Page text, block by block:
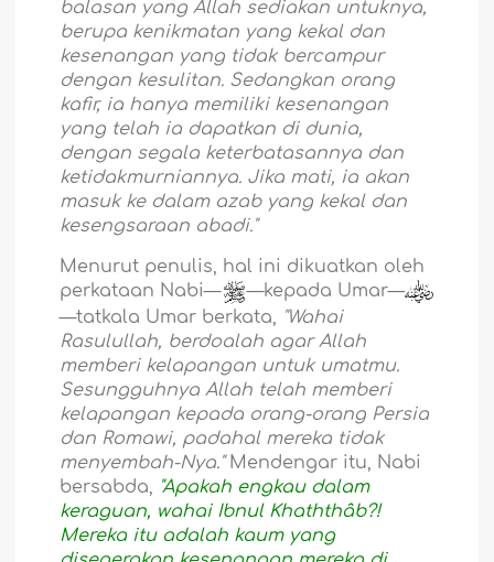
balasan yang Allah sediakan untuknya,
berupa kenikmatan yang kekal dan
kesenangan yang tidak bercampur
dengan kesulitan. Sedangkan orang
kafir, ia hanya memiliki kesenangan
yang telah ia dapatkan di dunia,
dengan segala keterbatasannya dan
ketidakmurniannya. Jika mati, ia akan
masuk ke dalam azab yang kekal dan
kesengsaraan abadi."
Menurut penulis, hal ini dikuatkan oleh
perkataan Nabi—
—kepada Umar—
—tatkala Umar berkata, "Wahai
Rasulullah, berdoalah agar Allah
memberi kelapangan untuk umatmu.
Sesungguhnya Allah telah memberi
kelapangan kepada orang-orang Persia
dan Romawi, padahal mereka tidak
menyembah-Nya."Mendengar itu, Nabi
bersabda, "Apakah engkau dalam
keraguan, wahai Ibnul Khaththâb?!
Mereka itu adalah kaum yang